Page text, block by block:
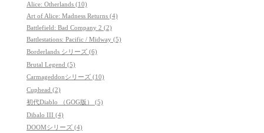
Alice: Otherlands (10)
Art of Alice: Madness Returns (4)
Battlefield: Bad Company 2 (2)
Battlestations: Pacific / Midway (5)
Borderlands シリーズ (6)
Brutal Legend (5)
Carmageddonシリーズ (10)
Cuphead (2)
初代Diablo （GOG版） (5)
Dibalo III (4)
DOOMシリーズ (4)